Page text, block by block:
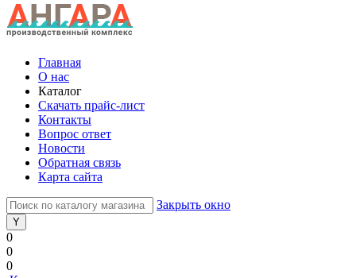
Главная
О нас
Каталог
Скачать прайс-лист
Контакты
Вопрос ответ
Новости
Обратная связь
Карта сайта
Закрыть окно
0
0
0